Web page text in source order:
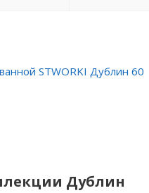
STWORKI Дублин 60
Дублин